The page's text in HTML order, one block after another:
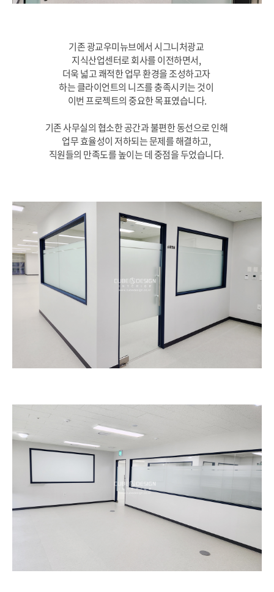
기존 광교우미뉴브에서 시그니처광교
지식산업센터로 회사를 이전하면서,
더욱 넓고 쾌적한 업무 환경을 조성하고자
하는 클라이언트의 니즈를 충족시키는 것이
이번 프로젝트의 중요한 목표였습니다.
기존 사무실의 협소한 공간과 불편한 동선으로 인해
업무 효율성이 저하되는 문제를 해결하고,
직원들의 만족도를 높이는 데 중점을 두었습니다.